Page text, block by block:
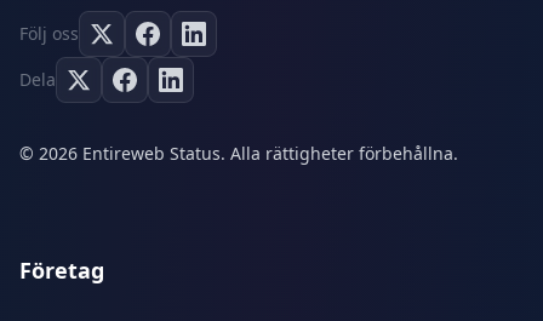
Följ oss
Dela
© 2026 Entireweb Status. Alla rättigheter förbehållna.
Företag